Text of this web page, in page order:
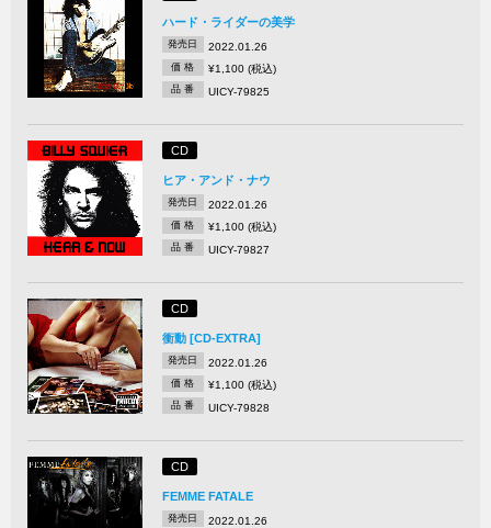
ハード・ライダーの美学
発売日 2022.01.26
価 格 ¥1,100 (税込)
品 番 UICY-79825
CD
ヒア・アンド・ナウ
発売日 2022.01.26
価 格 ¥1,100 (税込)
品 番 UICY-79827
CD
衝動 [CD-EXTRA]
発売日 2022.01.26
価 格 ¥1,100 (税込)
品 番 UICY-79828
CD
FEMME FATALE
発売日 2022.01.26